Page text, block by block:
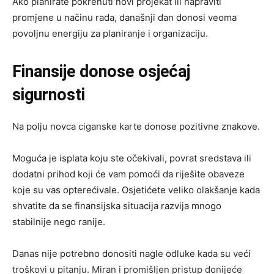
promjene u načinu rada, današnji dan donosi veoma
povoljnu energiju za planiranje i organizaciju.
Finansije donose osjećaj
sigurnosti
Na polju novca ciganske karte donose pozitivne znakove.
Moguća je isplata koju ste očekivali, povrat sredstava ili
dodatni prihod koji će vam pomoći da riješite obaveze
koje su vas opterećivale. Osjetićete veliko olakšanje kada
shvatite da se finansijska situacija razvija mnogo
stabilnije nego ranije.
Danas nije potrebno donositi nagle odluke kada su veći
troškovi u pitanju. Miran i promišljen pristup donijeće